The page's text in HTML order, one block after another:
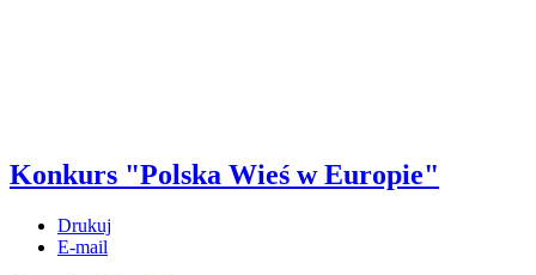
Konkurs "Polska Wieś w Europie"
Drukuj
E-mail